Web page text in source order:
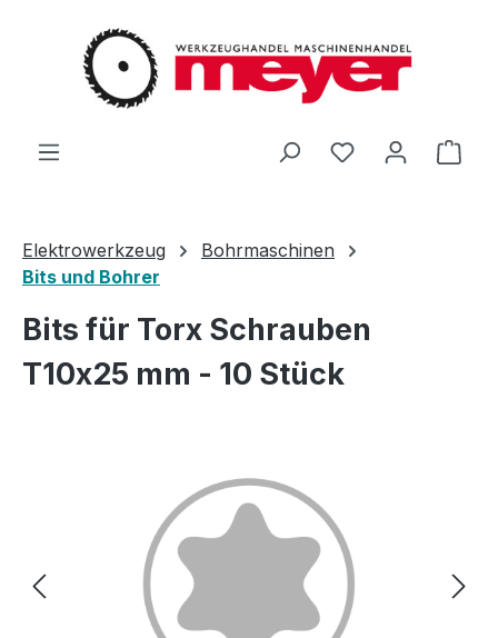
Zum Hauptinhalt springen
Du hast 0
Elektrowerkzeug
Bohrmaschinen
Bits und Bohrer
Bits für Torx Schrauben
T10x25 mm - 10 Stück